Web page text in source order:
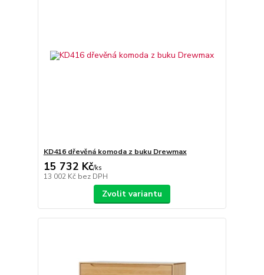
KD416 dřevěná komoda z buku Drewmax
15 732 Kč/ks
13 002 Kč bez DPH
Zvolit variantu